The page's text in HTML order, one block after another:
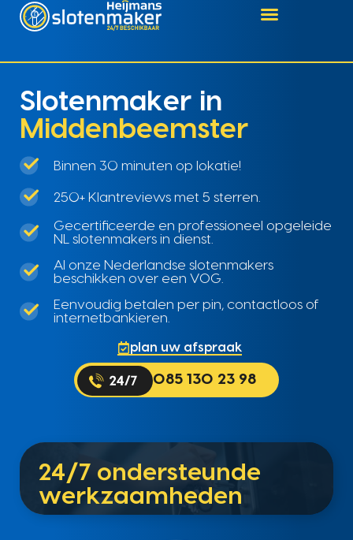
Slotenmaker in
Middenbeemster
Binnen 30 minuten op lokatie!
250+ Klantreviews met 5 sterren.
Gecertificeerde en professioneel opgeleide
NL slotenmakers in dienst.
Al onze Nederlandse slotenmakers
beschikken over een VOG.
Eenvoudig betalen per pin, contactloos of
internetbankieren.
plan uw afspraak
085 130 23 98
24/7 ondersteunde
werkzaamheden